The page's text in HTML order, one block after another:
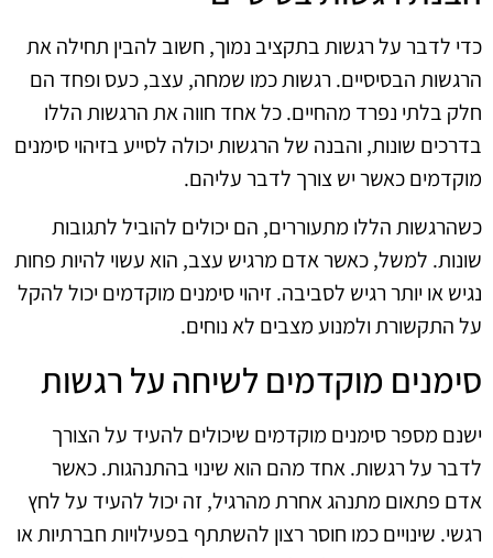
כדי לדבר על רגשות בתקציב נמוך, חשוב להבין תחילה את
הרגשות הבסיסיים. רגשות כמו שמחה, עצב, כעס ופחד הם
חלק בלתי נפרד מהחיים. כל אחד חווה את הרגשות הללו
בדרכים שונות, והבנה של הרגשות יכולה לסייע בזיהוי סימנים
מוקדמים כאשר יש צורך לדבר עליהם.
כשהרגשות הללו מתעוררים, הם יכולים להוביל לתגובות
שונות. למשל, כאשר אדם מרגיש עצב, הוא עשוי להיות פחות
נגיש או יותר רגיש לסביבה. זיהוי סימנים מוקדמים יכול להקל
על התקשורת ולמנוע מצבים לא נוחים.
סימנים מוקדמים לשיחה על רגשות
ישנם מספר סימנים מוקדמים שיכולים להעיד על הצורך
לדבר על רגשות. אחד מהם הוא שינוי בהתנהגות. כאשר
אדם פתאום מתנהג אחרת מהרגיל, זה יכול להעיד על לחץ
רגשי. שינויים כמו חוסר רצון להשתתף בפעילויות חברתיות או